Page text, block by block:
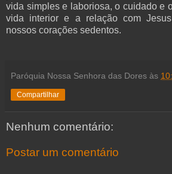
vida simples e laboriosa, o cuidado e
vida interior e a relação com
nossos corações sedentos.
Paróquia Nossa Senhora das Dores às
Compartilhar
Nenhum comentário:
Postar um comentário